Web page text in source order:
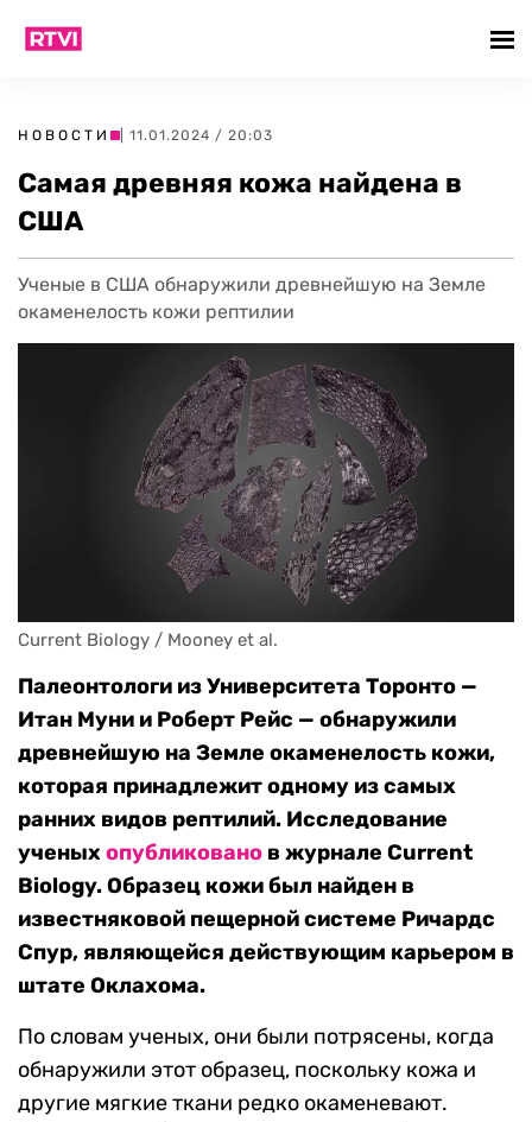
НОВОСТИ | 11.01.2024 / 20:03
Самая древняя кожа найдена в
США
Ученые в США обнаружили древнейшую на Земле
окаменелость кожи рептилии
Current Biology / Mooney et al.
Палеонтологи из Университета Торонто —
Итан Муни и Роберт Рейс — обнаружили
древнейшую на Земле окаменелость кожи,
которая принадлежит одному из самых
ранних видов рептилий. Исследование
ученыхопубликовано в журнале Current
Biology. Образец кожи был найден в
известняковой пещерной системе Ричардс
Спур, являющейся действующим карьером в
штате Оклахома.
По словам ученых, они были потрясены, когда
обнаружили этот образец, поскольку кожа и
другие мягкие ткани редко окаменевают.